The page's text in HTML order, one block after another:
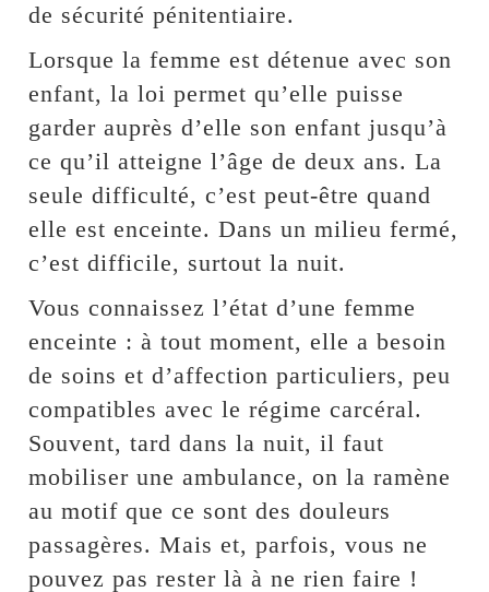
de sécurité pénitentiaire.
Lorsque la femme est détenue avec son
enfant, la loi permet qu’elle puisse
garder auprès d’elle son enfant jusqu’à
ce qu’il atteigne l’âge de deux ans. La
seule difficulté, c’est peut-être quand
elle est enceinte. Dans un milieu fermé,
c’est difficile, surtout la nuit.
Vous connaissez l’état d’une femme
enceinte : à tout moment, elle a besoin
de soins et d’affection particuliers, peu
compatibles avec le régime carcéral.
Souvent, tard dans la nuit, il faut
mobiliser une ambulance, on la ramène
au motif que ce sont des douleurs
passagères. Mais et, parfois, vous ne
pouvez pas rester là à ne rien faire !